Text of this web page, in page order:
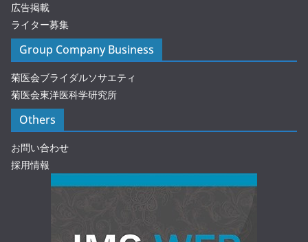
広告掲載
ライター募集
Group Company Business
菊医会ブライダルソサエティ
菊医会東洋医科学研究所
Others
お問い合わせ
採用情報